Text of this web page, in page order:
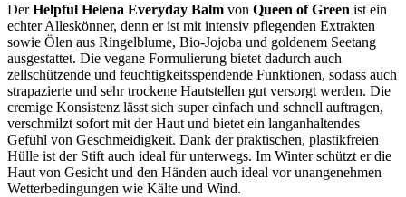
DerHelpful Helena Everyday Balm von Queen of Green ist ein
echter Alleskönner, denn er ist mit intensiv pflegenden Extrakten
sowie Ölen aus Ringelblume, Bio-Jojoba und goldenem Seetang
ausgestattet. Die vegane Formulierung bietet dadurch auch
zellschützende und feuchtigkeitsspendende Funktionen, sodass auch
strapazierte und sehr trockene Hautstellen gut versorgt werden. Die
cremige Konsistenz lässt sich super einfach und schnell auftragen,
verschmilzt sofort mit der Haut und bietet ein langanhaltendes
Gefühl von Geschmeidigkeit. Dank der praktischen, plastikfreien
Hülle ist der Stift auch ideal für unterwegs. Im Winter schützt er die
Haut von Gesicht und den Händen auch ideal vor unangenehmen
Wetterbedingungen wie Kälte und Wind.